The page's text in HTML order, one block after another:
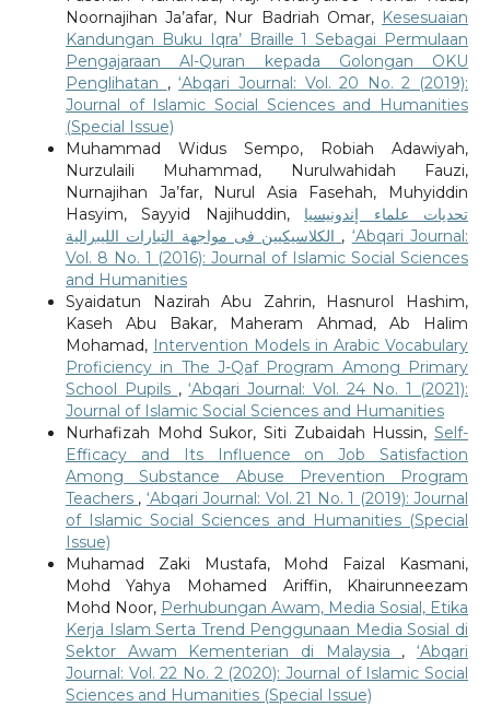
Noornajihan Ja’afar, Nur Badriah Omar, Kesesuaian
Kandungan Buku Iqra’ Braille 1 Sebagai Permulaan
Pengajaraan Al-Quran kepada Golongan OKU
Penglihatan ,‘Abqari Journal: Vol. 20 No. 2 (2019):
Journal of Islamic Social Sciences and Humanities
(Special Issue)
Muhammad Widus Sempo, Robiah Adawiyah,
Nurzulaili Muhammad, Nurulwahidah Fauzi,
Nurnajihan Ja’far, Nurul Asia Fasehah, Muhyiddin
Hasyim, Sayyid Najihuddin, تحديات علماء إندونيسيا
, ‘Abqari Journal:
Vol. 8 No. 1 (2016): Journal of Islamic Social Sciences
and Humanities
Syaidatun Nazirah Abu Zahrin, Hasnurol Hashim,
Kaseh Abu Bakar, Maheram Ahmad, Ab Halim
Mohamad, Intervention Models in Arabic Vocabulary
Proficiency in The J-Qaf Program Among Primary
School Pupils ,‘Abqari Journal: Vol. 24 No. 1 (2021):
Journal of Islamic Social Sciences and Humanities
Nurhafizah Mohd Sukor, Siti Zubaidah Hussin,Self-
Efficacy and Its Influence on Job Satisfaction
Among Substance Abuse Prevention Program
Teachers , ‘Abqari Journal: Vol. 21 No. 1 (2019): Journal
of Islamic Social Sciences and Humanities (Special
Issue)
Muhamad Zaki Mustafa, Mohd Faizal Kasmani,
Mohd Yahya Mohamed Ariffin, Khairunneezam
Mohd Noor, Perhubungan Awam, Media Sosial, Etika
Kerja Islam Serta Trend Penggunaan Media Sosial di
Sektor Awam Kementerian di Malaysia ,‘Abqari
Journal: Vol. 22 No. 2 (2020): Journal of Islamic Social
Sciences and Humanities (Special Issue)